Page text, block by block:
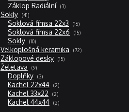
produkty
Záklop Radiální 33
produkty
Sokly 4141
produktů
Soklová římsa 22x3 1616
produktů
Soklová římsa 22x6 1515
produktů
Sokly 1010
produktů
Velkoplošná keramika 7272
produktů
Záklopové desky 1515
produktů
Želetava 99
produktů
Doplňky 33
produkty
Kachel 22x44 22
produkty
Kachel 33x22 22
produkty
Kachel 44x44 22
produkty